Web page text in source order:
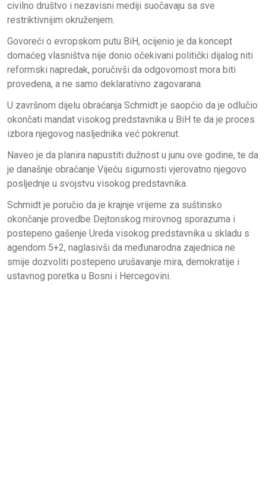
civilno društvo i nezavisni mediji suočavaju sa sve
restriktivnijim okruženjem.
Govoreći o evropskom putu BiH, ocijenio je da koncept
domaćeg vlasništva nije donio očekivani politički dijalog niti
reformski napredak, poručivši da odgovornost mora biti
provedena, a ne samo deklarativno zagovarana.
U završnom dijelu obraćanja Schmidt je saopćio da je odlučio
okončati mandat visokog predstavnika u BiH te da je proces
izbora njegovog nasljednika već pokrenut.
Naveo je da planira napustiti dužnost u junu ove godine, te da
je današnje obraćanje Vijeću sigurnosti vjerovatno njegovo
posljednje u svojstvu visokog predstavnika.
Schmidt je poručio da je krajnje vrijeme za suštinsko
okončanje provedbe Dejtonskog mirovnog sporazuma i
postepeno gašenje Ureda visokog predstavnika u skladu s
agendom 5+2, naglasivši da međunarodna zajednica ne
smije dozvoliti postepeno urušavanje mira, demokratije i
ustavnog poretka u Bosni i Hercegovini.